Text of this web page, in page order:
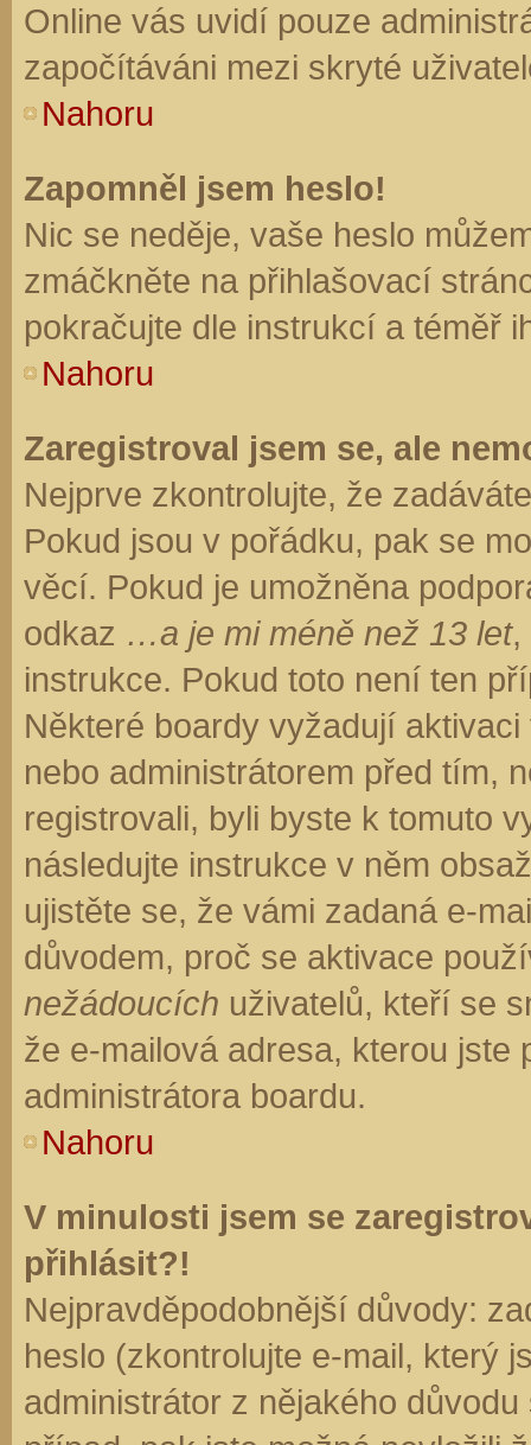
Online vás uvidí pouze
započítáváni mezi skryté
Nahoru
Zapomněl jsem heslo!
Nic se neděje, vaše heslo
zmáčkněte na přihlašovací
pokračujte dle instrukcí a téměř
Nahoru
Zaregistroval jsem se, ale
Nejprve zkontrolujte, že
Pokud jsou v pořádku, pak se
věcí. Pokud je umožněna
odkaz …a je mi méně než 13 let,
instrukce. Pokud toto není ten
Některé boardy vyžadují
nebo administrátorem před tím,
registrovali, byli byste k tomuto
následujte instrukce v něm
ujistěte se, že vámi zadaná e-
důvodem, proč se aktivace
nežádoucích uživatelů, kteří se
že e-mailová adresa, kterou jste
administrátora boardu.
Nahoru
V minulosti jsem se
přihlásit?!
Nejpravděpodobnější důvody:
heslo (zkontrolujte e-mail, který
administrátor z nějakého